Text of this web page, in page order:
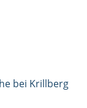
bei Krillberg